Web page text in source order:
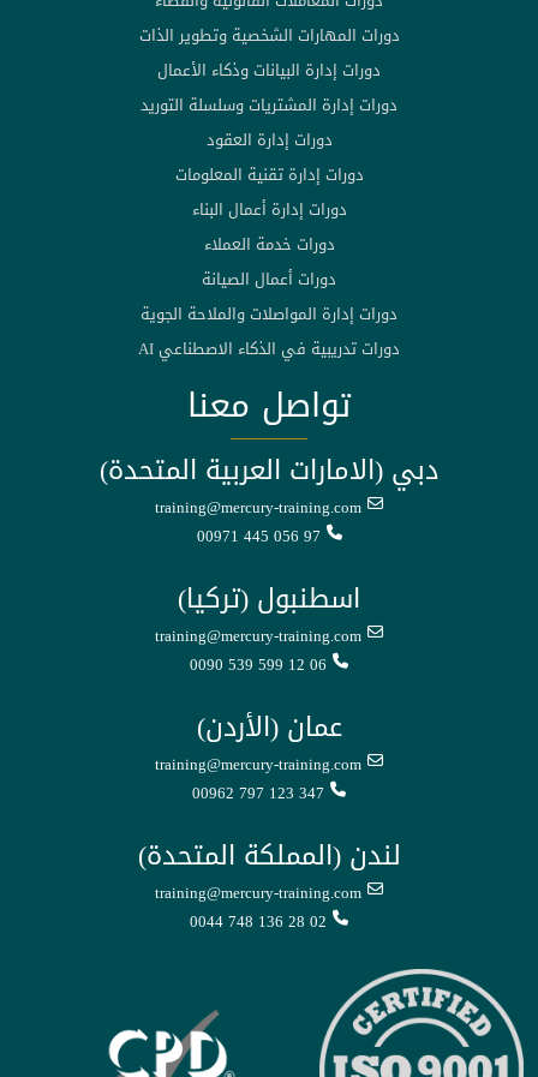
دورات المهارات الشخصية وتطوير الذات
دورات إدارة البيانات وذكاء الأعمال
دورات إدارة المشتريات وسلسلة التوريد
دورات إدارة العقود
دورات إدارة تقنية المعلومات
دورات إدارة أعمال البناء
دورات خدمة العملاء
دورات أعمال الصيانة
دورات إدارة المواصلات والملاحة الجوية
دورات تدريبية في الذكاء الاصطناعي AI
تواصل معنا
دبي (الامارات العربية المتحدة)
training@mercury-training.com
00971 445 056 97
اسطنبول (تركيا)
training@mercury-training.com
0090 539 599 12 06
عمان (الأردن)
training@mercury-training.com
00962 797 123 347
لندن (المملكة المتحدة)
training@mercury-training.com
0044 748 136 28 02